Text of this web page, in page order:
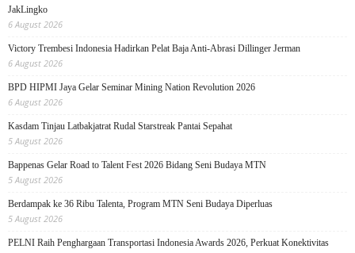
JakLingko
6 August 2026
Victory Trembesi Indonesia Hadirkan Pelat Baja Anti-Abrasi Dillinger Jerman
6 August 2026
BPD HIPMI Jaya Gelar Seminar Mining Nation Revolution 2026
6 August 2026
Kasdam Tinjau Latbakjatrat Rudal Starstreak Pantai Sepahat
5 August 2026
Bappenas Gelar Road to Talent Fest 2026 Bidang Seni Budaya MTN
5 August 2026
Berdampak ke 36 Ribu Talenta, Program MTN Seni Budaya Diperluas
5 August 2026
PELNI Raih Penghargaan Transportasi Indonesia Awards 2026, Perkuat Konektivitas